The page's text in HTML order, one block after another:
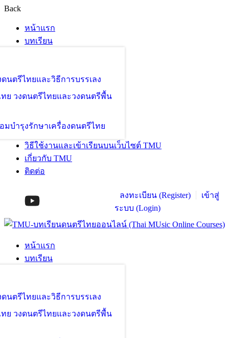
Back
หน้าแรก
บทเรียน
ดนตรีไทยและวิธีการบรรเลง
ทย วงดนตรีไทยและวงดนตรีพื้น
มบำรุงรักษาเครื่องดนตรีไทย
วิธีใช้งานและเข้าเรียนบนเว็บไซต์ TMU
เกี่ยวกับ TMU
ติดต่อ
ลงทะเบียน (Register)
เข้าสู่
ระบบ (Login)
หน้าแรก
บทเรียน
ดนตรีไทยและวิธีการบรรเลง
ทย วงดนตรีไทยและวงดนตรีพื้น